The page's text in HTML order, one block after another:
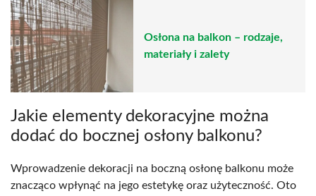
Osłona na balkon – rodzaje,
materiały i zalety
Jakie elementy dekoracyjne można
dodać do bocznej osłony balkonu?
Wprowadzenie dekoracji na boczną osłonę balkonu może
znacząco wpłynąć na jego estetykę oraz użyteczność. Oto